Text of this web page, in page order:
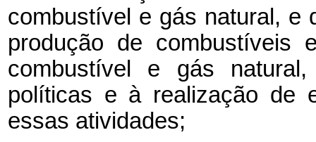
combustível e gás natural, e
produção de combustíveis
combustível e gás
políticas e à realização de
essas atividades;